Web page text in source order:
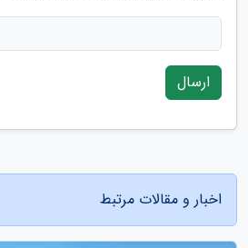
ارسال
اخبار و مقالات مرتبط